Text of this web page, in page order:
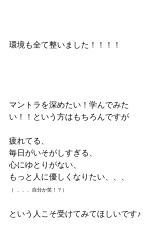
環境も全て整いました！！！！
マントラを深めたい！学んでみた
い！！という方はもちろんですが
疲れてる、
毎日がいそがしすぎる、
心にゆとりがない、
もっと人に優しくなりたい、、、
（  、、、自分か笑！？）
という人こそ受けてみてほしいです♪